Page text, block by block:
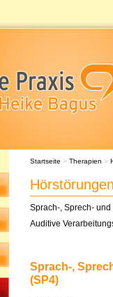
Startseite > Therapien >
Hörstörungen
Sprach-, Sprech-
Auditive
Sprach-,
(SP4)